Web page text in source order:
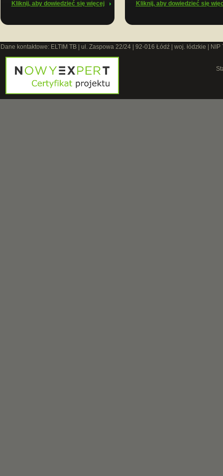
Kliknij, aby dowiedzieć się więcej Kliknij, aby dowiedzieć się
Dane kontaktowe: ELTIM TB | ul. Zaspowa 22/24 | 92-016 Łódź | woj. łódzkie |